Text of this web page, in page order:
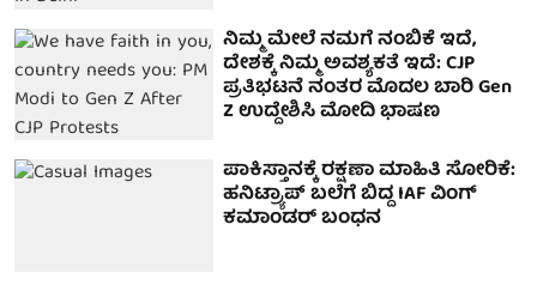
ನಿಮ್ಮ ಮೇಲೆ ನಮಗೆ ನಂಬಿಕೆ ಇದೆ,
ದೇಶಕ್ಕೆ ನಿಮ್ಮ ಅವಶ್ಯಕತೆ ಇದೆ: CJP
ಪ್ರತಿಭಟನೆ ನಂತರ ಮೊದಲ ಬಾರಿ Gen
Z ಉದ್ದೇಶಿಸಿ ಮೋದಿ ಭಾಷಣ
ಪಾಕಿಸ್ತಾನಕ್ಕೆ ರಕ್ಷಣಾ ಮಾಹಿತಿ ಸೋರಿಕೆ:
ಹನಿಟ್ರ್ಯಾಪ್‌ ಬಲೆಗೆ ಬಿದ್ದ IAF ವಿಂಗ್‌
ಕಮಾಂಡರ್‌ ಬಂಧನ